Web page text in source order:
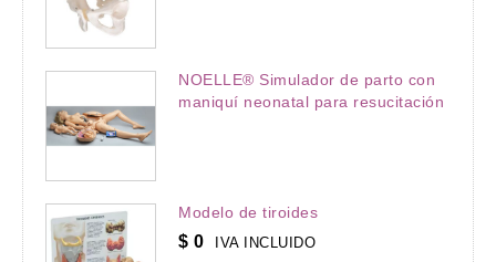
NOELLE® Simulador de parto con
maniquí neonatal para resucitación
Modelo de tiroides
$ 0 IVA INCLUIDO